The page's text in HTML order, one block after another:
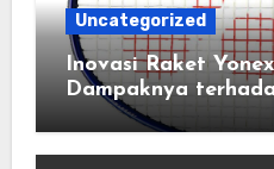
Uncategorized
Inovasi Raket
Dampaknya
Bulu Tangkis